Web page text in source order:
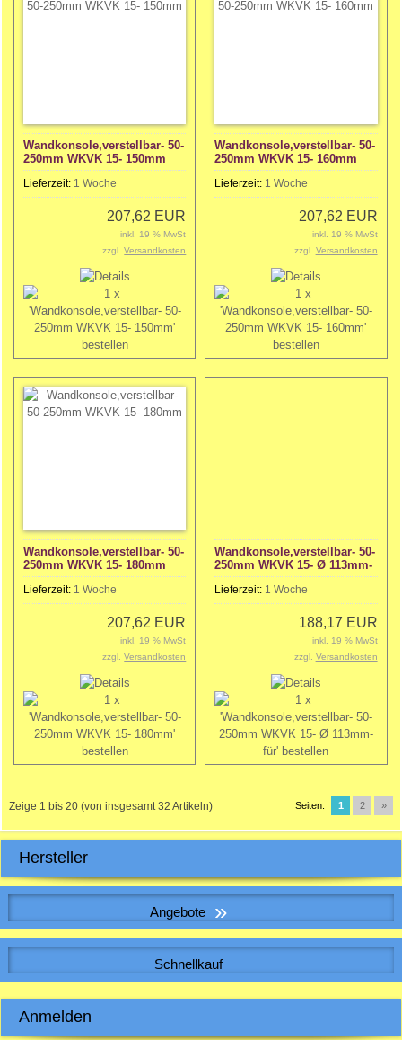
Wandkonsole,verstellbar- 50-
250mm WKVK 15- 150mm
Lieferzeit: 1 Woche
207,62 EUR
inkl. 19 % MwSt
zzgl.Versandkosten
Wandkonsole,verstellbar- 50-
250mm WKVK 15- 160mm
Lieferzeit: 1 Woche
207,62 EUR
inkl. 19 % MwSt
zzgl. Versandkosten
Wandkonsole,verstellbar- 50-
250mm WKVK 15- 180mm
Lieferzeit: 1 Woche
207,62 EUR
inkl. 19 % MwSt
zzgl.Versandkosten
Wandkonsole,verstellbar- 50-
250mm WKVK 15- Ø 113mm-
für
Lieferzeit: 1 Woche
188,17 EUR
inkl. 19 % MwSt
zzgl. Versandkosten
Zeige 1 bis 20 (von insgesamt32 Artikeln) Seiten: 1 2 »
Hersteller
Angebote »
WICKELFALZROHR , Lüftungsrohr DN 200
Schnellkauf
Anmelden